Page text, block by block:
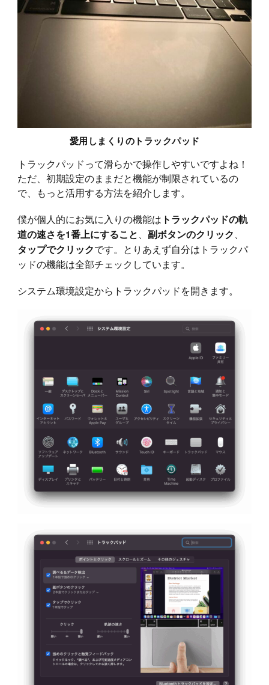
愛用しまくりのトラックパッド
トラックパッドって滑らかで操作しやすいですよね！
ただ、初期設定のままだと機能が制限されているの
で、もっと活用する方法を紹介します。
僕が個人的にお気に入りの機能は トラックパッドの軌
道の速さを1番上にすること
副ボタンのクリック
タップでクリックです。とりあえず自分はトラックパ
ッドの機能は全部チェックしています。
システム環境設定からトラックパッドを開きます。